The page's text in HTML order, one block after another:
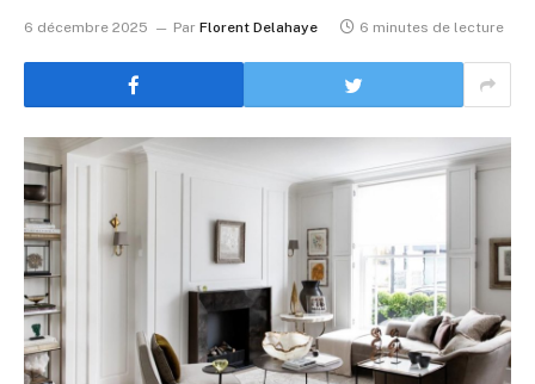
6 décembre 2025 Par Florent Delahaye 6 minutes de lecture